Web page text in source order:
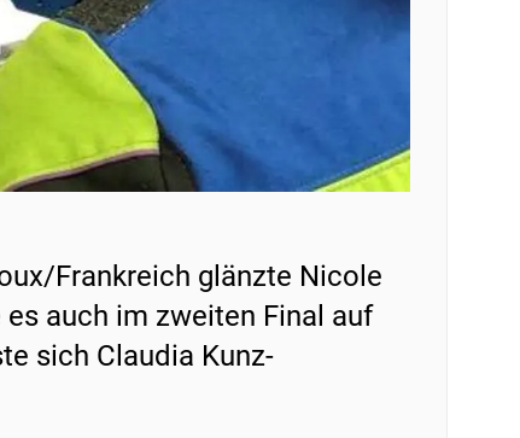
Frankreich glänzte Nicole
auch im zweiten Final auf
sich Claudia Kunz-